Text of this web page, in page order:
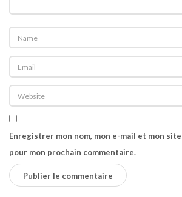
Enregistrer mon nom, mon e-mail et mon
pour mon prochain commentaire.